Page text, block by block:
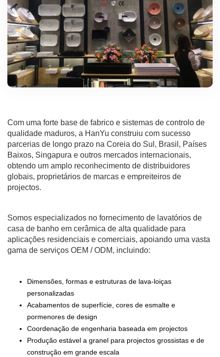
Com uma forte base de fabrico e sistemas de controlo de
qualidade maduros, a HanYu construiu com sucesso
parcerias de longo prazo na Coreia do Sul, Brasil, Países
Baixos, Singapura e outros mercados internacionais,
obtendo um amplo reconhecimento de distribuidores
globais, proprietários de marcas e empreiteiros de
projectos.
Somos especializados no fornecimento de lavatórios de
casa de banho em cerâmica de alta qualidade para
aplicações residenciais e comerciais, apoiando uma vasta
gama de serviços OEM / ODM, incluindo:
Dimensões, formas e estruturas de lava-loiças
personalizadas
Acabamentos de superfície, cores de esmalte e
pormenores de design
Coordenação de engenharia baseada em projectos
Produção estável a granel para projectos grossistas e de
construção em grande escala